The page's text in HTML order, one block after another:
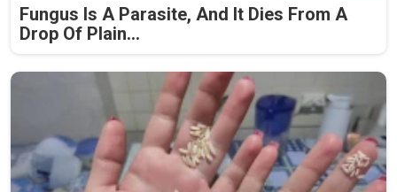
Fungus Is A Parasite, And It Dies From A
Drop Of Plain...